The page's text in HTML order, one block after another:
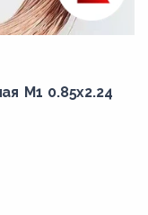
М1 0.85x2.24